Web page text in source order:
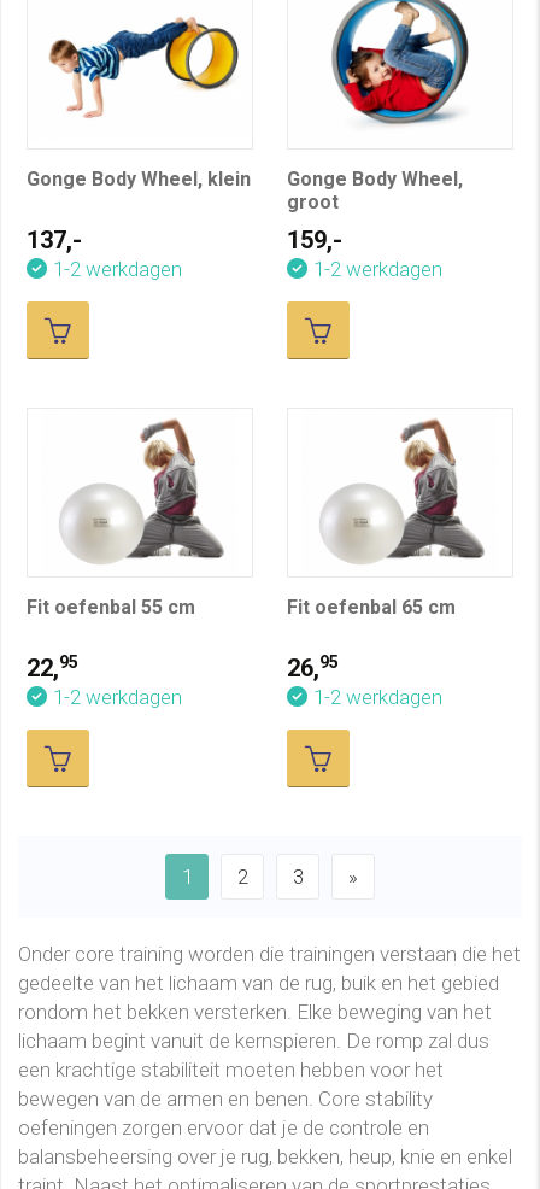
Gonge Body Wheel, klein
137,-
1-2 werkdagen
Gonge Body Wheel,
groot
159,-
1-2 werkdagen
Fit oefenbal 55 cm
22,95
1-2 werkdagen
Fit oefenbal 65 cm
26,95
1-2 werkdagen
1 2 3 »
Onder core training worden die trainingen verstaan die het
gedeelte van het lichaam van de rug, buik en het gebied
rondom het bekken versterken. Elke beweging van het
lichaam begint vanuit de kernspieren. De romp zal dus
een krachtige stabiliteit moeten hebben voor het
bewegen van de armen en benen. Core stability
oefeningen zorgen ervoor dat je de controle en
balansbeheersing over je rug, bekken, heup, knie en enkel